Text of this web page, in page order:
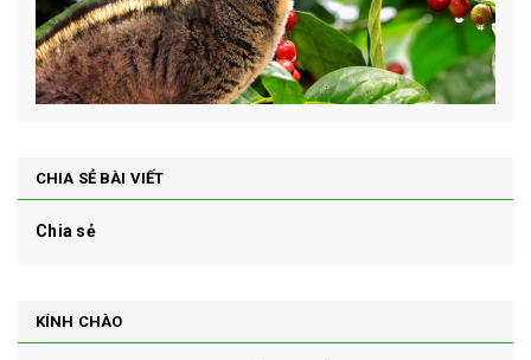
CHIA SẺ BÀI VIẾT
Chia sẻ
KÍNH CHÀO